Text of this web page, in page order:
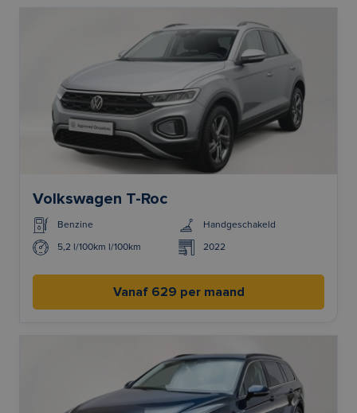
Volkswagen T-Roc
Benzine Handgeschakeld
5,2 l/100km l/100km 2022
Vanaf 629 per maand